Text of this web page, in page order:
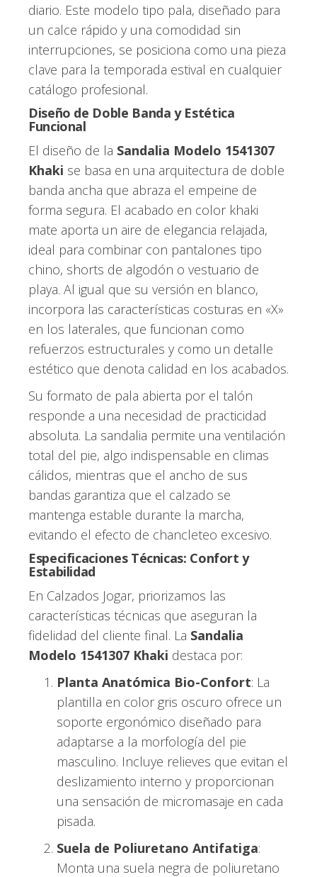
diario. Este modelo tipo pala, diseñado para
un calce rápido y una comodidad sin
interrupciones, se posiciona como una pieza
clave para la temporada estival en cualquier
catálogo profesional.
Diseño de Doble Banda y Estética
Funcional
El diseño de la Sandalia Modelo 1541307
Khaki se basa en una arquitectura de doble
banda ancha que abraza el empeine de
forma segura. El acabado en color khaki
mate aporta un aire de elegancia relajada,
ideal para combinar con pantalones tipo
chino, shorts de algodón o vestuario de
playa. Al igual que su versión en blanco,
incorpora las características costuras en «X»
en los laterales, que funcionan como
refuerzos estructurales y como un detalle
estético que denota calidad en los acabados.
Su formato de pala abierta por el talón
responde a una necesidad de practicidad
absoluta. La sandalia permite una ventilación
total del pie, algo indispensable en climas
cálidos, mientras que el ancho de sus
bandas garantiza que el calzado se
mantenga estable durante la marcha,
evitando el efecto de chancleteo excesivo.
Especificaciones Técnicas: Confort y
Estabilidad
En Calzados Jogar, priorizamos las
características técnicas que aseguran la
fidelidad del cliente final. La Sandalia
Modelo 1541307 Khaki destaca por:
Planta Anatómica Bio-Confort: La
plantilla en color gris oscuro ofrece un
soporte ergonómico diseñado para
adaptarse a la morfología del pie
masculino. Incluye relieves que evitan el
deslizamiento interno y proporcionan
una sensación de micromasaje en cada
pisada.
Suela de Poliuretano Antifatiga:
Monta una suela negra de poliuretano